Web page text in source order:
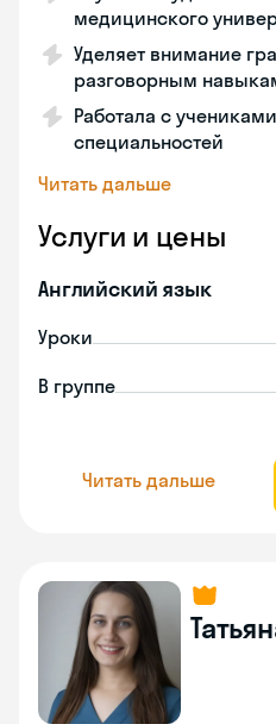
медицинского
Уделяет внимание
разговорным
Работала с
специальностей
Читать дальше
Услуги и цены
Английский язык
Уроки
В группе
Читать дальше